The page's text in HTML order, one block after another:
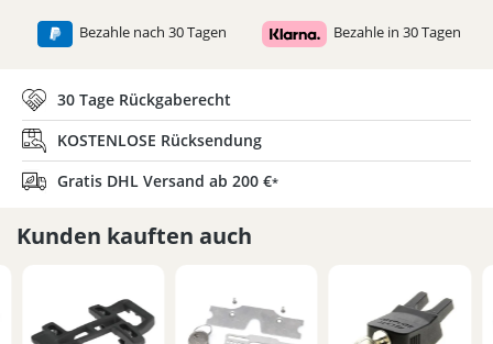
Bezahle nach 30 Tagen Bezahle in 30 Tagen
30 Tage Rückgaberecht
KOSTENLOSE Rücksendung
Gratis DHL Versand ab 200 €*
Kunden kauften auch